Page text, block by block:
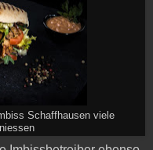
Schaffhausen viele